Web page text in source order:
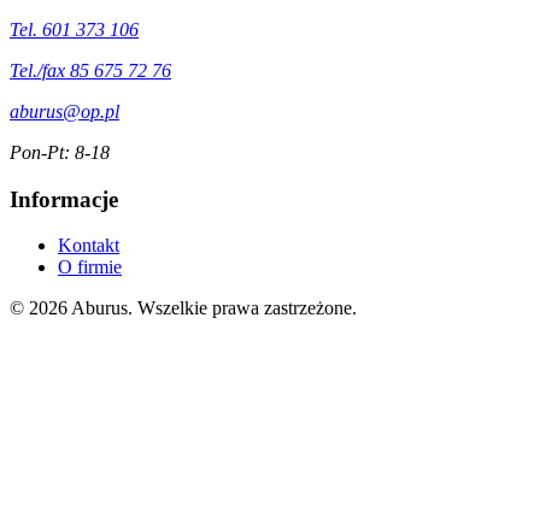
Tel. 601 373 106
Tel./fax 85 675 72 76
aburus@op.pl
Pon-Pt: 8-18
Informacje
Kontakt
O firmie
© 2026 Aburus. Wszelkie prawa zastrzeżone.